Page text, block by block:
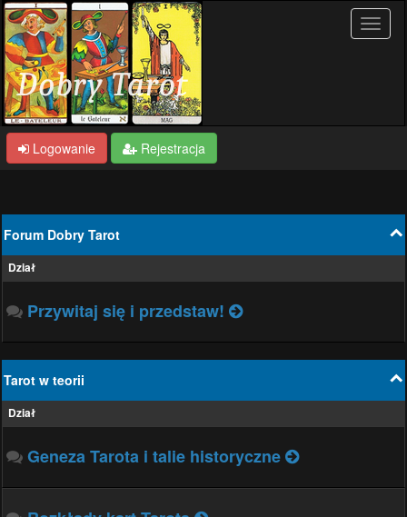
Logowanie Rejestracja
Forum Dobry Tarot
Dział
Przywitaj się i przedstaw!
Tarot w teorii
Dział
Geneza Tarota i talie historyczne